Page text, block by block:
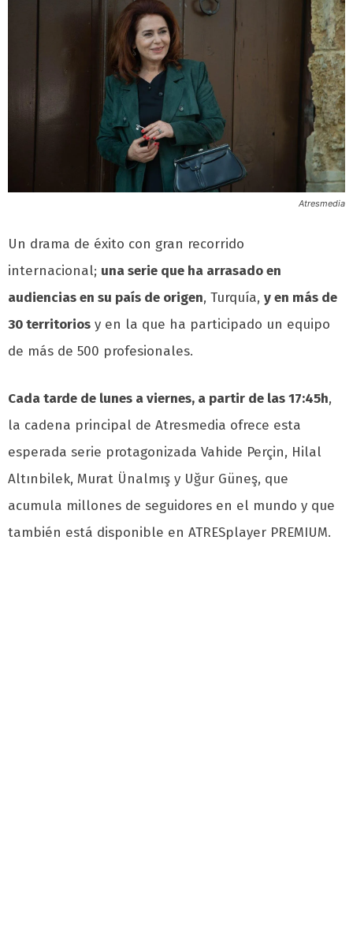
Atresmedia
Un drama de éxito con gran recorrido
internacional; una serie que ha arrasado en
audiencias en su país de origen, Turquía, y en más de
30 territorios y en la que ha participado un equipo
de más de 500 profesionales.
Cada tarde de lunes a viernes, a partir de las 17:45h,
la cadena principal de Atresmedia ofrece esta
esperada serie protagonizada Vahide Perçin, Hilal
Altınbilek, Murat Ünalmış y Uğur Güneş, que
acumula millones de seguidores en el mundo y que
también está disponible en ATRESplayer PREMIUM.